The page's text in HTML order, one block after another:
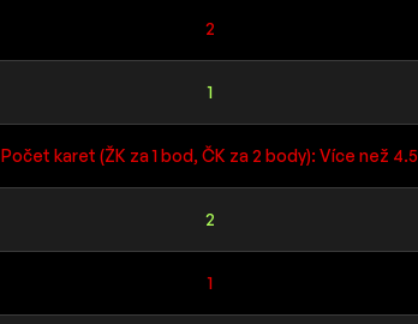
2
1
Počet karet (ŽK za 1 bod, ČK za 2 body): Více než 4.5
2
1